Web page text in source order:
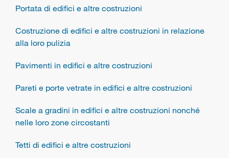
Portata di edifici e altre costruzioni
Costruzione di edifici e altre costruzioni in relazione
alla loro pulizia
Pavimenti in edifici e altre costruzioni
Pareti e porte vetrate in edifici e altre costruzioni
Scale a gradini in edifici e altre costruzioni nonché
nelle loro zone circostanti
Tetti di edifici e altre costruzioni